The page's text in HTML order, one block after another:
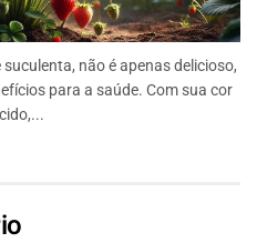
não é apenas delicioso,
para a saúde. Com sua cor